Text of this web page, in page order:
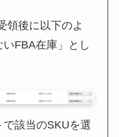
領後に以下のよ
FBA在庫」とし
該当のSKUを選